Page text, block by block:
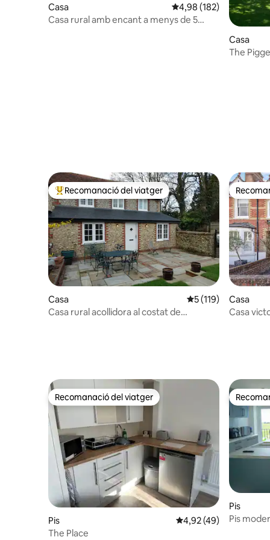
Casa 4,98 de puntuació
4,98 (182)
Casa rural amb encant a menys de 5
Casa
The
Principals recomanacions dels viatgers
Recomanació del viatger
Casa 5 de puntuació
5 (119)
Casa rural acollidora al costat de
Casa
Casa
Recomanació del viatger
Recomanació del viatger
Pis 4,92 de puntuació
4,92 (49)
The Place
Pis
Pis